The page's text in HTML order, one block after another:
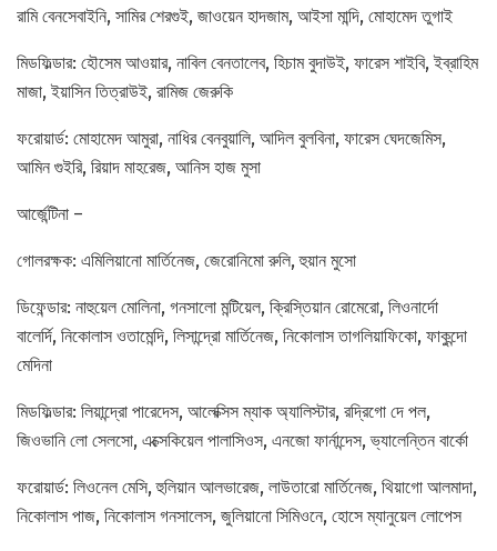
রামি বেনসেবাইনি, সামির শেরগুই, জাওয়েন হাদজাম, আইসা মান্দি, মোহামেদ তুগাই
মিডফিল্ডার: হৌসেম আওয়ার, নাবিল বেনতালেব, হিচাম বুদাউই, ফারেস শাইবি, ইব্রাহিম
মাজা, ইয়াসিন তিত্রাউই, রামিজ জেরুকি
ফরোয়ার্ড: মোহামেদ আমুরা, নাধির বেনবুয়ালি, আদিল বুলবিনা, ফারেস ঘেদজেমিস,
আমিন গুইরি, রিয়াদ মাহরেজ, আনিস হাজ মুসা
আর্জেন্টিনা –
গোলরক্ষক: এমিলিয়ানো মার্তিনেজ, জেরোনিমো রুলি, হুয়ান মুসো
ডিফেন্ডার: নাহুয়েল মোলিনা, গনসালো মন্টিয়েল, ক্রিস্তিয়ান রোমেরো, লিওনার্দো
বালের্দি, নিকোলাস ওতামেন্দি, লিসান্দ্রো মার্তিনেজ, নিকোলাস তাগলিয়াফিকো, ফাকুন্দো
মেদিনা
মিডফিল্ডার: লিয়ান্দ্রো পারেদেস, আলেক্সিস ম্যাক অ্যালিস্টার, রদ্রিগো দে পল,
জিওভানি লো সেলসো, এক্সেকিয়েল পালাসিওস, এনজো ফার্নান্দেস, ভ্যালেন্তিন বার্কো
ফরোয়ার্ড: লিওনেল মেসি, হুলিয়ান আলভারেজ, লাউতারো মার্তিনেজ, থিয়াগো আলমাদা,
নিকোলাস পাজ, নিকোলাস গনসালেস, জুলিয়ানো সিমিওনে, হোসে ম্যানুয়েল লোপেস